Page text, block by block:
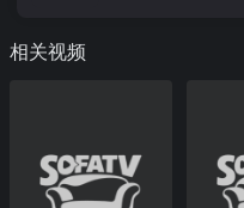
相关视频